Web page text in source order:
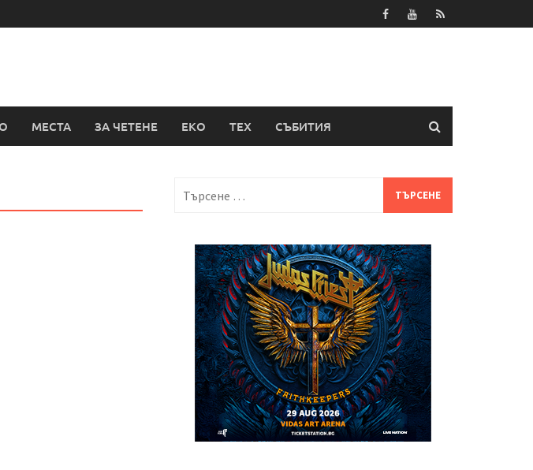
МЕСТА ЗА ЧЕТЕНЕ ЕКО ТЕХ СЪБИТИЯ
за: